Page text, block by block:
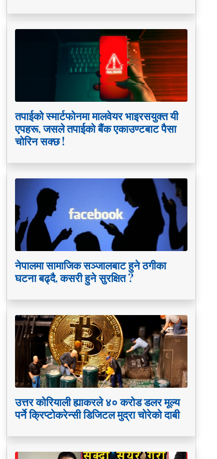
तपाईको स्मार्टफोनमा मालवेयर भाइरसयुक्त यी
एपहरू, जसले तपाईको बैंक एकाउण्टबाट पैसा
चोरिन सक्छ !
नेपालमा सामाजिक सञ्जालबाट हुने ठगीका
घटना बढ्दै, कसरी हुने सुरक्षित ?
उत्तर कोरियाली ह्याकरले ४० करोड डलर मूल्य
पर्ने क्रिप्टोकरेन्सी डिजिटल मुद्रा चोरेको दाबी